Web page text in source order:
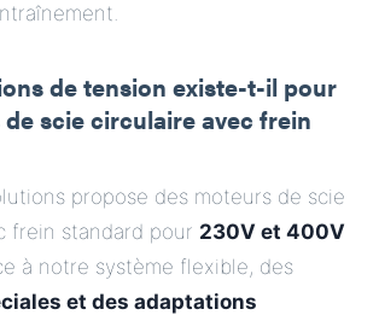
de tension existe-t-il pour
scie circulaire avec frein
propose des moteurs de scie
frein standard pour 230V et 400V
à notre système flexible, des
et des adaptations